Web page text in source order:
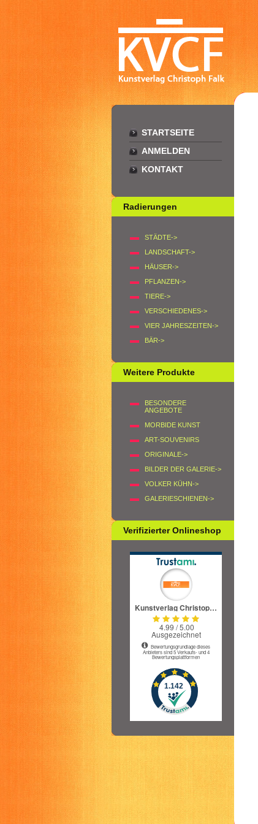
STARTSEITE
ANMELDEN
KONTAKT
Radierungen
STÄDTE->
LANDSCHAFT->
HÄUSER->
PFLANZEN->
TIERE->
VERSCHIEDENES->
VIER JAHRESZEITEN->
BÄR->
Weitere Produkte
BESONDERE
ANGEBOTE
MORBIDE KUNST
ART-SOUVENIRS
ORIGINALE->
BILDER DER GALERIE->
VOLKER KÜHN->
GALERIESCHIENEN->
Verifizierter Onlineshop